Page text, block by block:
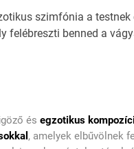
szimfónia a testnek
felébreszti benned a
és egzotikus
, amelyek elbűvölnek